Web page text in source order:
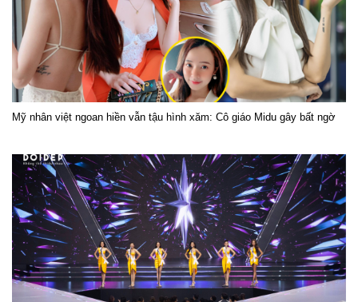
Mỹ nhân việt ngoan hiền vẫn tậu hình xăm: Cô giáo Midu gây bất ngờ